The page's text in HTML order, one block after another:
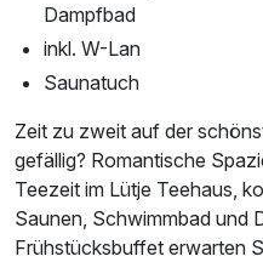
Dampfbad
inkl. W-Lan
Saunatuch
Zeit zu zweit auf der
gefällig? Romantische
Teezeit im Lütje Teehaus,
Saunen, Schwimmbad und
Frühstücksbuffet erwarten